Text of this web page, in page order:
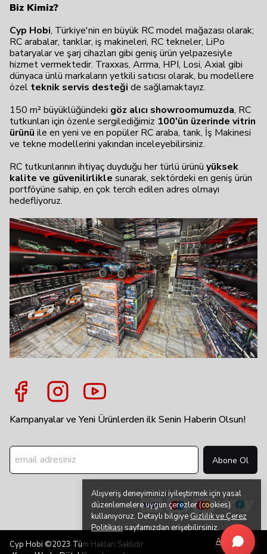
Alışveriş deneyiminizi iyileştirmek için yasal
düzenlemelere uygun çerezler (cookies)
kullanıyoruz. Detaylı bilgiye Gizlilik ve Çerez
Politikasısayfamızdan erişebilirsiniz.
Anladım
Biz Kimiz?
Cyp Hobi, Türkiye'nin en büyük RC model mağazası olarak;
RC arabalar, tanklar, iş makineleri, RC tekneler, LiPo
bataryalar ve şarj cihazları gibi geniş ürün yelpazesiyle
hizmet vermektedir. Traxxas, Arrma, HPI, Losi, Axial gibi
dünyaca ünlü markaların yetkili satıcısı olarak, bu modellere
özel teknik servis desteği de sağlamaktayız.
150 m² büyüklüğündeki göz alıcı showroomumuzda, RC
tutkunları için özenle sergilediğimiz 100'ün üzerinde vitrin
ürünü ile en yeni ve en popüler RC araba, tank, İş Makinesi
ve tekne modellerini yakından inceleyebilirsiniz.
RC tutkunlarının ihtiyaç duyduğu her türlü ürünü yüksek
kalite ve güvenilirlikle sunarak, sektördeki en geniş ürün
portföyüne sahip, en çok tercih edilen adres olmayı
hedefliyoruz.
Kampanyalar ve Yeni Ürünlerden ilk Senin Haberin Olsun!
Abone Ol
Cyp Hobi ©2023 Tüm Hakları Saklıdır